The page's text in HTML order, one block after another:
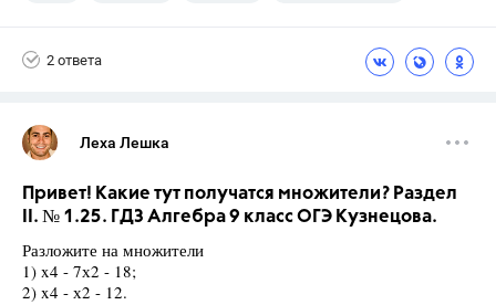
2 ответа
Леха Лешка
Привет! Какие тут получатся множители? Раздел
II. № 1.25. ГДЗ Алгебра 9 класс ОГЭ Кузнецова.
Разложите на множители
1) x4 - 7х2 - 18;
2) x4 - х2 - 12.